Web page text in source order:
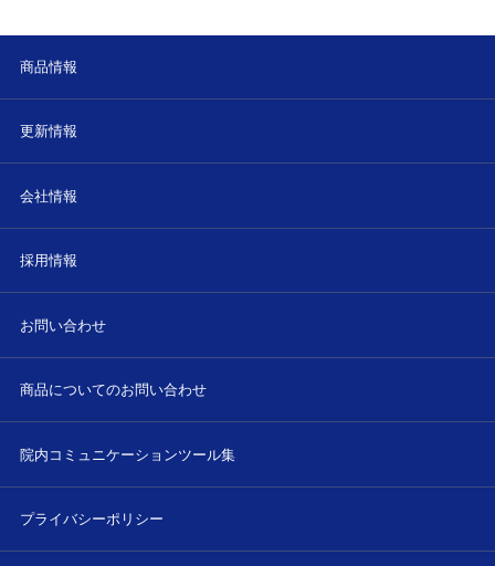
商品情報
更新情報
会社情報
採用情報
お問い合わせ
商品についてのお問い合わせ
院内コミュニケーションツール集
プライバシーポリシー